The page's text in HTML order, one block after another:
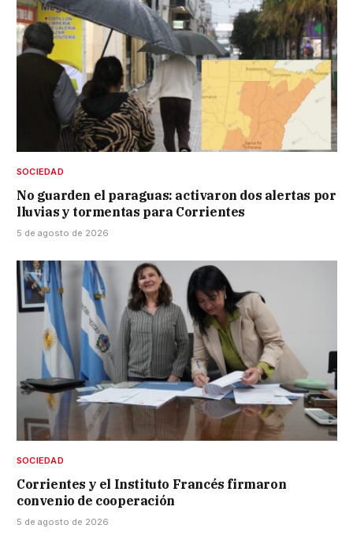
SOCIEDAD
No guarden el paraguas: activaron dos alertas por
lluvias y tormentas para Corrientes
5 de agosto de 2026
SOCIEDAD
Corrientes y el Instituto Francés firmaron
convenio de cooperación
5 de agosto de 2026